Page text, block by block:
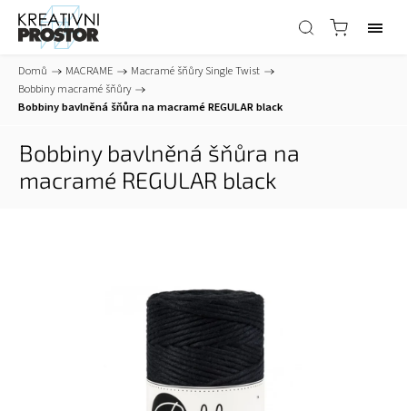
Domů / MACRAME / Macramé šňůry Single Twist /
Bobbiny macramé šňůry /
Bobbiny bavlněná šňůra na macramé REGULAR black
Bobbiny bavlněná šňůra na
macramé REGULAR black